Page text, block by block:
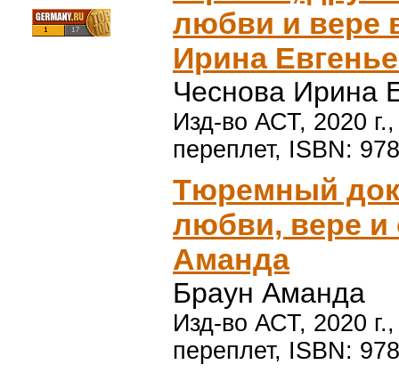
любви и вере
Ирина
Чеснова Ирина
Изд-во АСТ, 2020
переплет, ISBN:
Тюремный
любви, вере и
Аманда
Браун Аманда
Изд-во АСТ, 2020
переплет, ISBN: